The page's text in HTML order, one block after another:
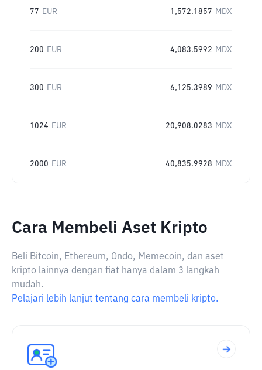
77 EUR 1,572.1857 MDX
200 EUR 4,083.5992 MDX
300 EUR 6,125.3989 MDX
1024 EUR 20,908.0283 MDX
2000 EUR 40,835.9928 MDX
Cara Membeli Aset Kripto
Beli Bitcoin, Ethereum, Ondo, Memecoin, dan aset
kripto lainnya dengan fiat hanya dalam 3 langkah
mudah.
Pelajari lebih lanjut tentang cara membeli kripto.